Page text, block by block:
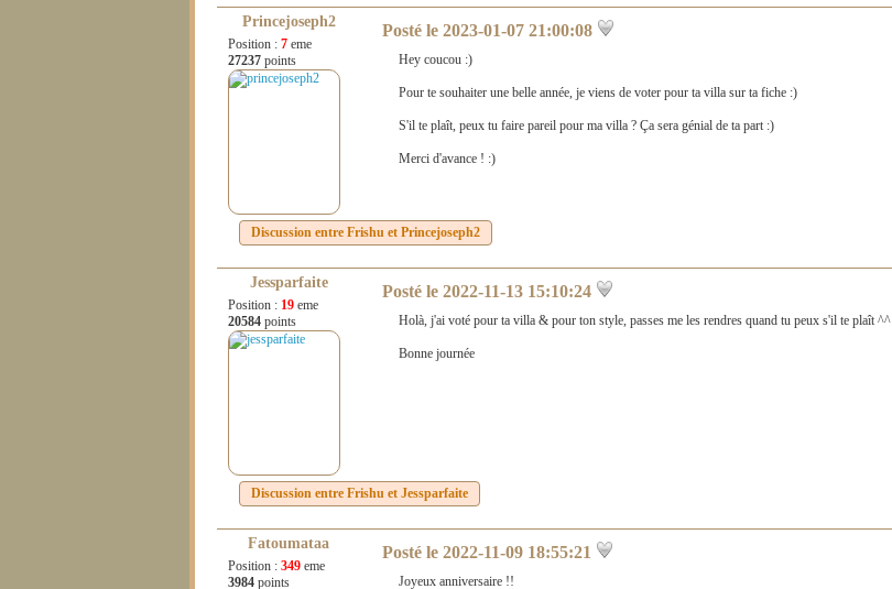
Princejoseph2
Position : 7 eme
27237 points
Posté le 2023-01-07 21:00:08
Hey coucou :)
Pour te souhaiter une belle année, je viens de voter pour ta villa sur ta fiche :)
S'il te plaît, peux tu faire pareil pour ma villa ? Ça sera génial de ta part :)
Merci d'avance ! :)
Discussion entre Frishu et Princejoseph2
Jessparfaite
Position : 19 eme
20584 points
Posté le 2022-11-13 15:10:24
Holà, j'ai voté pour ta villa & pour ton style, passes me les rendres quand tu peux s'il te plaît ^^
Bonne journée
Discussion entre Frishu et Jessparfaite
Fatoumataa
Position : 349 eme
3984 points
Posté le 2022-11-09 18:55:21
Joyeux anniversaire !!